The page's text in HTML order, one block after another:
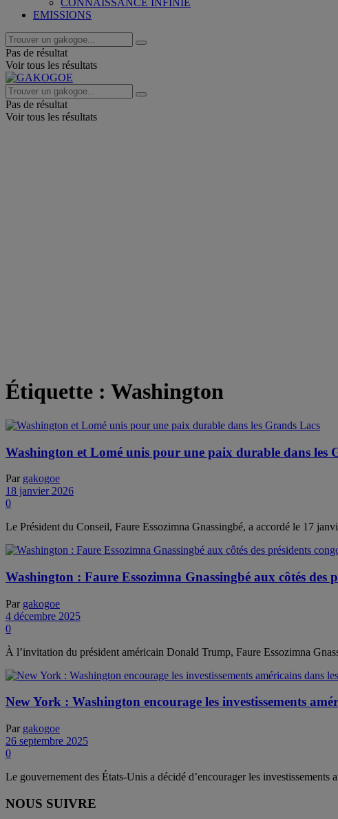
CONNAISSANCE INFINIE
EMISSIONS
Pas de résultat
Voir tous les résultats
Pas de résultat
Voir tous les résultats
Étiquette : Washington
Washington et Lomé unis pour une paix durable dans les
Par gakogoe
18 janvier 2026
0
Le Président du Conseil, Faure Essozimna Gnassingbé, a accordé le 17
Washington : Faure Essozimna Gnassingbé aux côtés
Par gakogoe
4 décembre 2025
0
À l’invitation du président américain Donald Trump, Faure Essozimna
New York : Washington encourage les investissements
Par gakogoe
26 septembre 2025
0
Le gouvernement des États-Unis a décidé d’encourager les investissements
NOUS SUIVRE